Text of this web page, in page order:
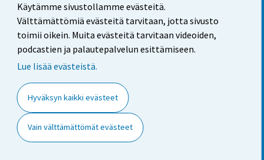
Käytämme sivustollamme evästeitä.
Välttämättömiä evästeitä tarvitaan, jotta sivusto
toimii oikein. Muita evästeitä tarvitaan videoiden,
podcastien ja palautepalvelun esittämiseen.
Lue lisää evästeistä.
Hyväksyn kaikki evästeet
Vain välttämättömät evästeet
Palaute
Käyttöehdot
Saavutettavuus
Tietoa sivustosta
Evästeasetukset